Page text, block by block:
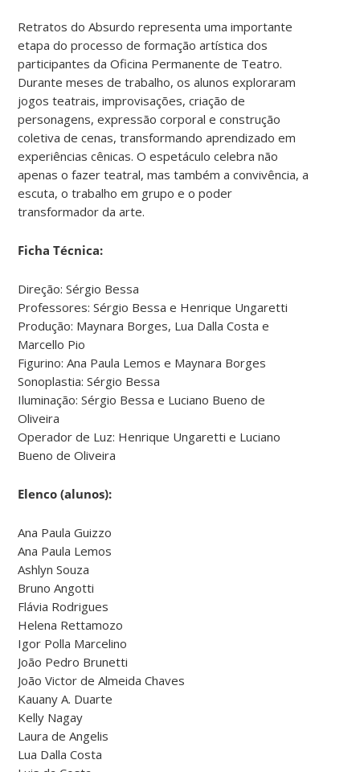
Retratos do Absurdo representa uma importante
etapa do processo de formação artística dos
participantes da Oficina Permanente de Teatro.
Durante meses de trabalho, os alunos exploraram
jogos teatrais, improvisações, criação de
personagens, expressão corporal e construção
coletiva de cenas, transformando aprendizado em
experiências cênicas. O espetáculo celebra não
apenas o fazer teatral, mas também a convivência, a
escuta, o trabalho em grupo e o poder
transformador da arte.
Ficha Técnica:
Direção: Sérgio Bessa
Professores: Sérgio Bessa e Henrique Ungaretti
Produção: Maynara Borges, Lua Dalla Costa e
Marcello Pio
Figurino: Ana Paula Lemos e Maynara Borges
Sonoplastia: Sérgio Bessa
Iluminação: Sérgio Bessa e Luciano Bueno de
Oliveira
Operador de Luz: Henrique Ungaretti e Luciano
Bueno de Oliveira
Elenco (alunos):
Ana Paula Guizzo
Ana Paula Lemos
Ashlyn Souza
Bruno Angotti
Flávia Rodrigues
Helena Rettamozo
Igor Polla Marcelino
João Pedro Brunetti
João Victor de Almeida Chaves
Kauany A. Duarte
Kelly Nagay
Laura de Angelis
Lua Dalla Costa